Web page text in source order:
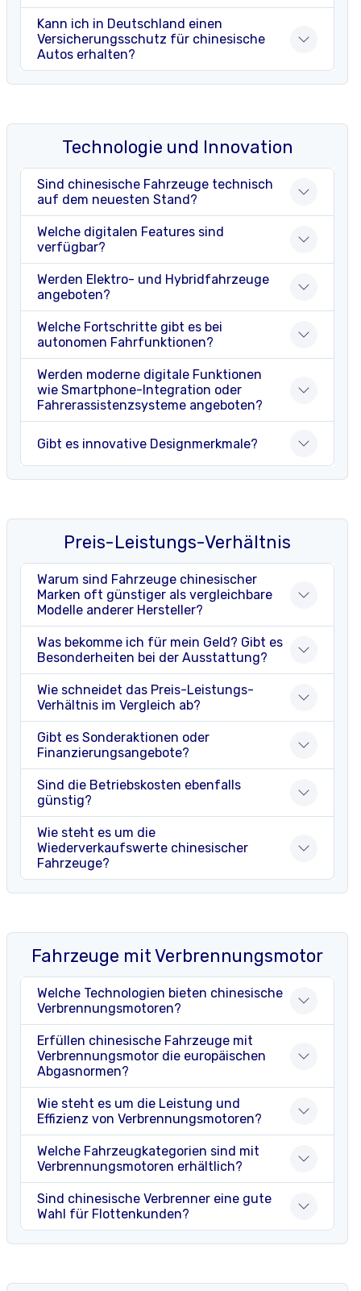
Kann ich in Deutschland einen
Versicherungsschutz für chinesische
Autos erhalten?
Technologie und Innovation
Sind chinesische Fahrzeuge technisch
auf dem neuesten Stand?
Welche digitalen Features sind
verfügbar?
Werden Elektro- und Hybridfahrzeuge
angeboten?
Welche Fortschritte gibt es bei
autonomen Fahrfunktionen?
Werden moderne digitale Funktionen
wie Smartphone-Integration oder
Fahrerassistenzsysteme angeboten?
Gibt es innovative Designmerkmale?
Preis-Leistungs-Verhältnis
Warum sind Fahrzeuge chinesischer
Marken oft günstiger als vergleichbare
Modelle anderer Hersteller?
Was bekomme ich für mein Geld? Gibt es
Besonderheiten bei der Ausstattung?
Wie schneidet das Preis-Leistungs-
Verhältnis im Vergleich ab?
Gibt es Sonderaktionen oder
Finanzierungsangebote?
Sind die Betriebskosten ebenfalls
günstig?
Wie steht es um die
Wiederverkaufswerte chinesischer
Fahrzeuge?
Fahrzeuge mit Verbrennungsmotor
Welche Technologien bieten chinesische
Verbrennungsmotoren?
Erfüllen chinesische Fahrzeuge mit
Verbrennungsmotor die europäischen
Abgasnormen?
Wie steht es um die Leistung und
Effizienz von Verbrennungsmotoren?
Welche Fahrzeugkategorien sind mit
Verbrennungsmotoren erhältlich?
Sind chinesische Verbrenner eine gute
Wahl für Flottenkunden?